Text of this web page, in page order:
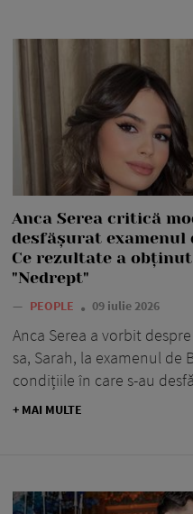
Anca Serea critică
desfășurat examenul
Ce rezultate a
"Nedrept"
— PEOPLE 09 iulie 2026
Anca Serea a vorbit
sa, Sarah, la examenul de
condițiile în care s-au
+ MAI MULTE